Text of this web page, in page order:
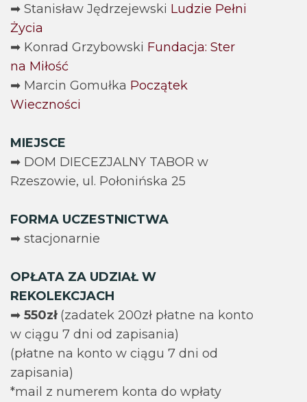
➡ Stanisław Jędrzejewski Ludzie Pełni
Życia
➡ Konrad Grzybowski Fundacja: Ster
na Miłość
➡ Marcin Gomułka Początek
Wieczności
MIEJSCE
➡ DOM DIECEZJALNY TABOR w
Rzeszowie, ul. Połonińska 25
FORMA UCZESTNICTWA
➡ stacjonarnie
OPŁATA ZA UDZIAŁ W
REKOLEKCJACH
➡ 550zł(zadatek 200zł płatne na konto
w ciągu 7 dni od zapisania)
(płatne na konto w ciągu 7 dni od
zapisania)
*mail z numerem konta do wpłaty